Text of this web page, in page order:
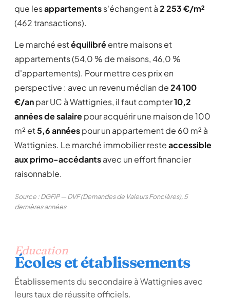
que lesappartementss'échangent à2 253 €/m²
(462 transactions).
Le marché estéquilibréentre maisons et
appartements (54,0 % de maisons, 46,0 %
d'appartements). Pour mettre ces prix en
perspective : avec un revenu médian de24 100
€/anpar UC à Wattignies, il faut compter10,2
années de salairepour acquérir une maison de 100
m² et5,6 annéespour un appartement de 60 m² à
Wattignies. Le marché immobilier resteaccessible
aux primo-accédantsavec un effort financier
raisonnable.
Source : DGFiP — DVF (Demandes de Valeurs Foncières), 5
dernières années
Education
Écoles et établissements
Établissements du secondaire à Wattignies avec
leurs taux de réussite officiels.